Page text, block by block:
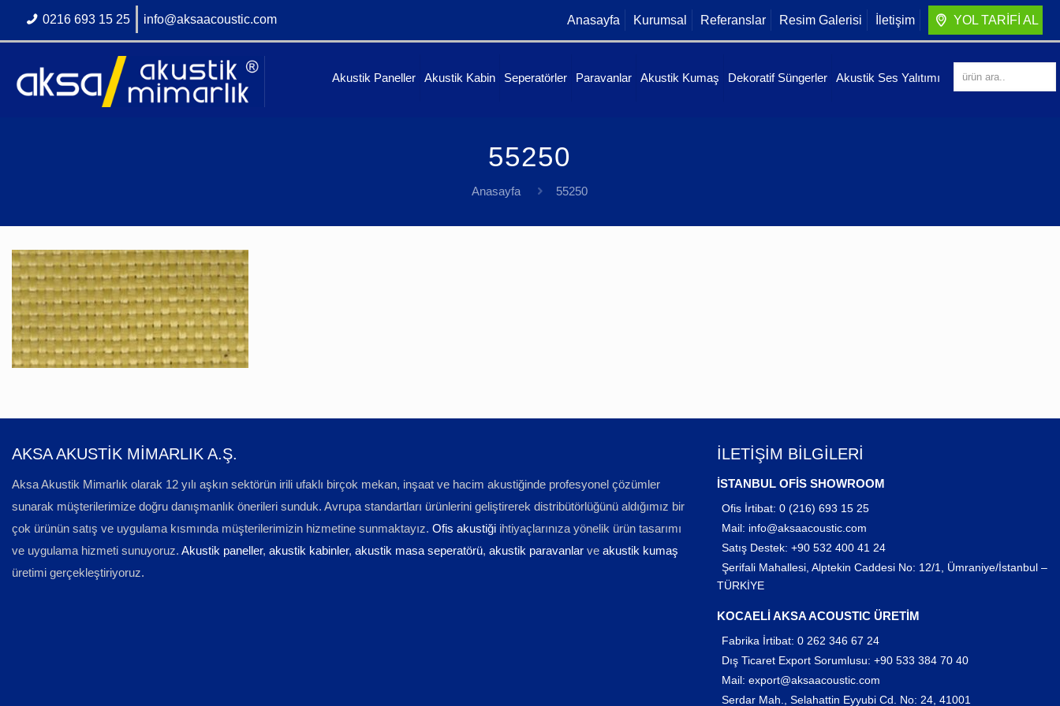
0216 693 15 25 info@aksaacoustic.com Anasayfa Kurumsal Referanslar Resim Galerisi İletişim YOL TARİFİ AL
Akustik Paneller Akustik Kabin Seperatörler Paravanlar Akustik Kumaş Dekoratif Süngerler Akustik Ses Yalıtımı
55250
Anasayfa 55250
AKSA AKUSTİK MİMARLIK A.Ş.
Aksa Akustik Mimarlık olarak 12 yılı aşkın sektörün irili ufaklı birçok mekan, inşaat ve hacim akustiğinde profesyonel çözümler
sunarak müşterilerimize doğru danışmanlık önerileri sunduk. Avrupa standartları ürünlerini geliştirerek distribütörlüğünü aldığımız bir
çok ürünün satış ve uygulama kısmında müşterilerimizin hizmetine sunmaktayız.Ofis akustiği ihtiyaçlarınıza yönelik ürün tasarımı
ve uygulama hizmeti sunuyoruz.Akustik paneller,akustik kabinler,akustik masa seperatörü,akustik paravanlar veakustik kumaş
üretimi gerçekleştiriyoruz.
İLETİŞİM BİLGİLERİ
İSTANBUL OFİS SHOWROOM
Ofis İrtibat: 0 (216) 693 15 25
Mail: info@aksaacoustic.com
Satış Destek: +90 532 400 41 24
Şerifali Mahallesi, Alptekin Caddesi No: 12/1, Ümraniye/İstanbul –
TÜRKİYE
KOCAELİ AKSA ACOUSTIC ÜRETİM
Fabrika İrtibat: 0 262 346 67 24
Dış Ticaret Export Sorumlusu: +90 533 384 70 40
Mail: export@aksaacoustic.com
Serdar Mah., Selahattin Eyyubi Cd. No: 24, 41001